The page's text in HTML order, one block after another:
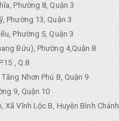
Phường 8, Quận 3
Phường 13, Quận 3
Phường 5, Quận 3
Bửu), Phường 4,Quận 8
, Q.8
Nhơn Phú B, Quận 9
9, Quận 10
Xã Vĩnh Lộc B, Huyện Bình Chánh